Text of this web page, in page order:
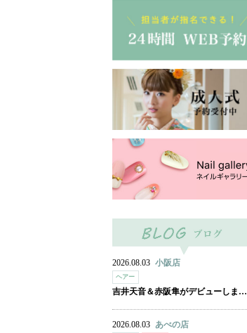
2026.08.03 小阪店
ヘアー
吉井天音＆赤阪隼がデビューしま…
2026.08.03 あべの店